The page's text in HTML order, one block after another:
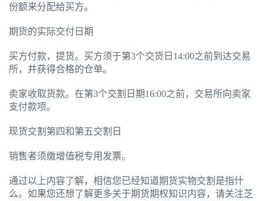
份额来分配给买方。
期货的实际交付日期
买方付款，提货。买方须于第3个交货日14:00之前到达交易
所，并获得合格的仓单。
卖家收取货款。在第3个交割日期16:00之前，交易所向卖家
支付款项。
现货交割第四和第五交割日
销售者须缴增值税专用发票。
通过以上内容了解，相信您已经知道期货实物交割是指什
么。如果您还想了解更多关于期货期权知识内容，请关注芝